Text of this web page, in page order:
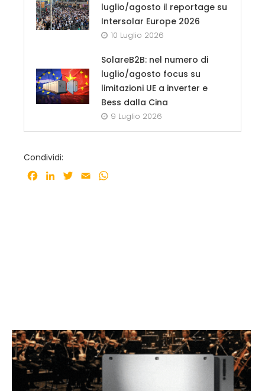
luglio/agosto il reportage su
Intersolar Europe 2026
10 Luglio 2026
SolareB2B: nel numero di
luglio/agosto focus su
limitazioni UE a inverter e
Bess dalla Cina
9 Luglio 2026
Condividi:
Facebook
LinkedInTwitter
Email